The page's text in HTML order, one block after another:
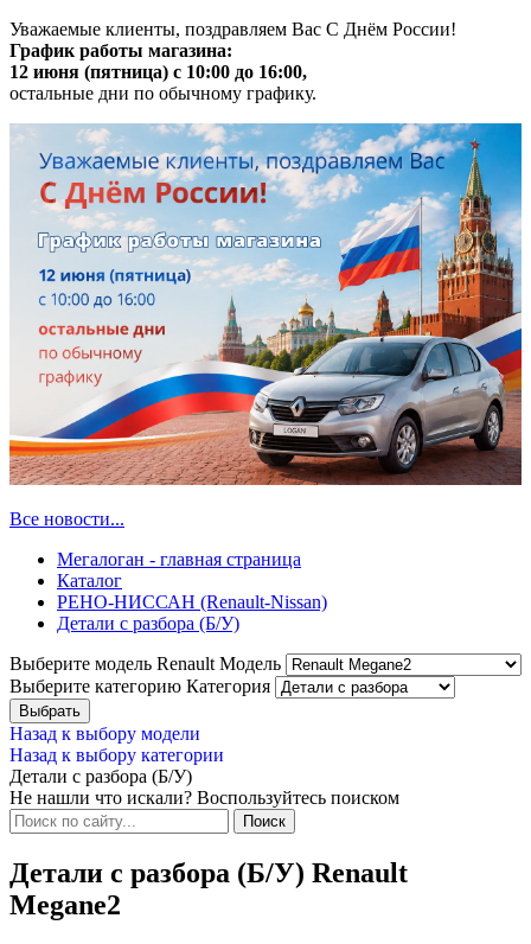
Уважаемые клиенты, поздравляем Вас С Днём России!
График работы магазина:
12 июня (пятница) с 10:00 до 16:00,
остальные дни по обычному графику.
Все новости...
Мегалоган - главная страница
Каталог
РЕНО-НИССАН (Renault-Nissan)
Детали с разбора (Б/У)
Выберите модель Renault Модель
Выберите категорию Категория
Назад к выбору модели
Назад к выбору категории
Детали с разбора (Б/У)
Не нашли что искали? Воспользуйтесь поиском
Детали с разбора (Б/У) Renault
Megane2